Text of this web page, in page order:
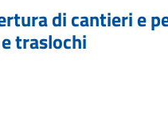
di cantieri e
traslochi